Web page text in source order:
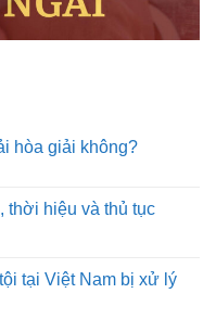
hòa giải không?
thời hiệu và thủ tục
tại Việt Nam bị xử lý